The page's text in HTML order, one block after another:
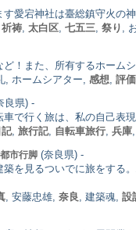
愛宕神社は臺総鎮守火の
祈祷 太白区 七五三 祭り ,
ど！また、所有するホーム
, ホームシアター, 感想 評価
良県) -
で行く旅は、私の自己表
記, 旅行記, 自転車旅行 兵庫
市行脚 (奈良県) -
を見るついでに旅をする
, 安藤忠雄, 奈良 , 建築魂, 設